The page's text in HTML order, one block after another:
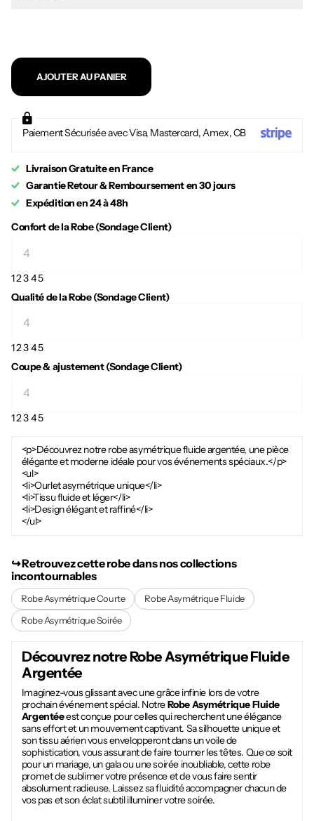
AJOUTER AU PANIER
Paiement Sécurisée avec Visa, Mastercard, Amex, CB
Livraison Gratuite en France
Garantie Retour & Remboursement en 30 jours
Expédition en 24 à 48h
Confort de la Robe (Sondage Client)
12345
Qualité de la Robe (Sondage Client)
12345
Coupe & ajustement (Sondage Client)
12345
<p>Découvrez notre robe asymétrique fluide argentée, une pièce
élégante et moderne idéale pour vos événements spéciaux.</p>
<ul>
<li>Ourlet asymétrique unique</li>
<li>Tissu fluide et léger</li>
<li>Design élégant et raffiné</li>
</ul>
↪︎ Retrouvez cette robe dans nos collections
incontournables
Robe Asymétrique Courte
Robe Asymétrique Fluide
Robe Asymétrique Soirée
Découvrez notre Robe Asymétrique Fluide
Argentée
Imaginez-vous glissant avec une grâce infinie lors de votre
prochain événement spécial. NotreRobe Asymétrique Fluide
Argentéeest conçue pour celles qui recherchent une élégance
sans effort et un mouvement captivant. Sa silhouette unique et
son tissu aérien vous envelopperont dans un voile de
sophistication, vous assurant de faire tourner les têtes. Que ce soit
pour un mariage, un gala ou une soirée inoubliable, cette robe
promet de sublimer votre présence et de vous faire sentir
absolument radieuse. Laissez sa fluidité accompagner chacun de
vos pas et son éclat subtil illuminer votre soirée.